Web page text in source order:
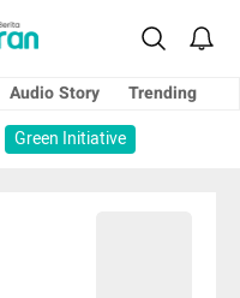
Audio Story
Trending
Green Initiative